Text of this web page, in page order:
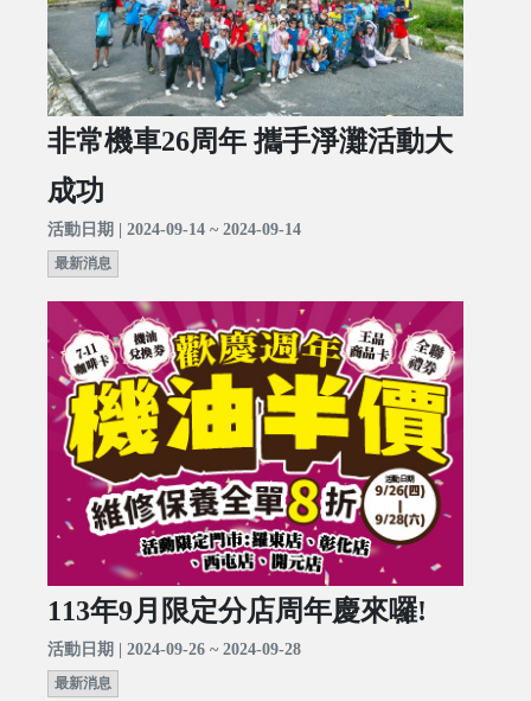
非常機車26周年 攜手淨灘活動大
成功
活動日期 | 2024-09-14 ~ 2024-09-14
最新消息
113年9月限定分店周年慶來囉!
活動日期 | 2024-09-26 ~ 2024-09-28
最新消息